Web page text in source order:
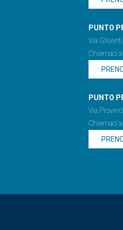
PUNTO
Via
Chiamaci
PUNTO
Via
Chiamaci